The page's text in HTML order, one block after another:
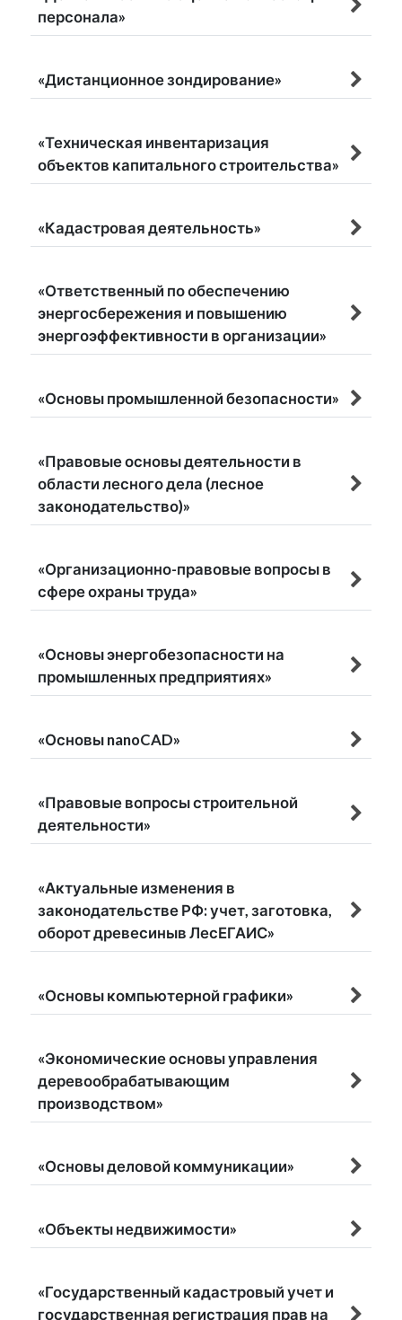
персонала»
«Дистанционное зондирование»
«Техническая инвентаризация
объектов капитального строительства»
«Кадастровая деятельность»
«Ответственный по обеспечению
энергосбережения и повышению
энергоэффективности в организации»
«Основы промышленной безопасности»
«Правовые основы деятельности в
области лесного дела (лесное
законодательство)»
«Организационно-правовые вопросы в
сфере охраны труда»
«Основы энергобезопасности на
промышленных предприятиях»
«Основы nanoCAD»
«Правовые вопросы строительной
деятельности»
«Актуальные изменения в
законодательстве РФ: учет, заготовка,
оборот древесиныв ЛесЕГАИС»
«Основы компьютерной графики»
«Экономические основы управления
деревообрабатывающим
производством»
«Основы деловой коммуникации»
«Объекты недвижимости»
«Государственный кадастровый учет и
государственная регистрация прав на